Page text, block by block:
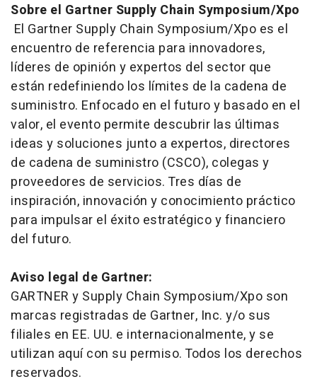
Sobre el Gartner Supply Chain Symposium/Xpo
El Gartner Supply Chain Symposium/Xpo es el
encuentro de referencia para innovadores,
líderes de opinión y expertos del sector que
están redefiniendo los límites de la cadena de
suministro. Enfocado en el futuro y basado en el
valor, el evento permite descubrir las últimas
ideas y soluciones junto a expertos, directores
de cadena de suministro (CSCO), colegas y
proveedores de servicios. Tres días de
inspiración, innovación y conocimiento práctico
para impulsar el éxito estratégico y financiero
del futuro.
Aviso legal de Gartner:
GARTNER y Supply Chain Symposium/Xpo son
marcas registradas de Gartner, Inc. y/o sus
filiales en EE. UU. e internacionalmente, y se
utilizan aquí con su permiso. Todos los derechos
reservados.